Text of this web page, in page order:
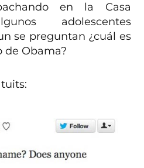
en la Casa
adolescentes
se preguntan ¿cuál es
Obama?